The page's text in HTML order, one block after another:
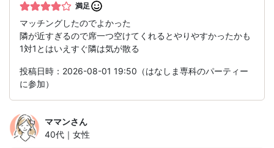
満足
マッチングしたのでよかった
隣が近すぎるので席一つ空けてくれるとやりやすかったかも
1対1とはいえすぐ隣は気が散る
投稿日時：2026-08-01 19:50（はなしま専科のパーティー
に参加）
ママンさん
40代｜女性